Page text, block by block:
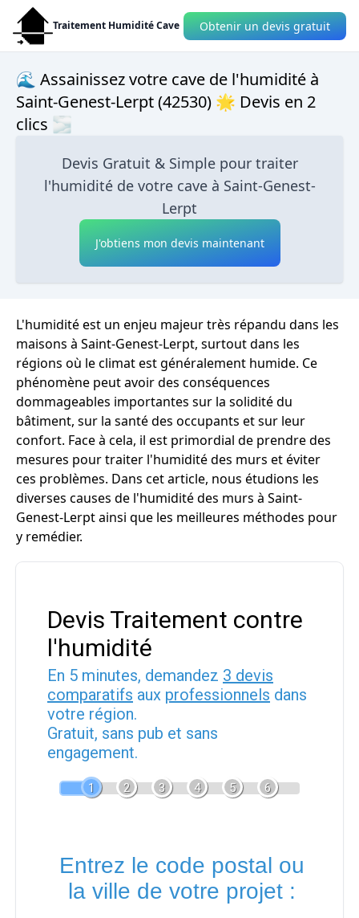
Traitement Humidité Cave Obtenir un devis gratuit
🌊 Assainissez votre cave de l'humidité à
Saint-Genest-Lerpt (42530) 🌟 Devis en 2
clics 🌫
Devis Gratuit & Simple pour traiter
l'humidité de votre cave à Saint-Genest-
Lerpt
J'obtiens mon devis maintenant
L'humidité est un enjeu majeur très répandu dans les
maisons à Saint-Genest-Lerpt, surtout dans les
régions où le climat est généralement humide. Ce
phénomène peut avoir des conséquences
dommageables importantes sur la solidité du
bâtiment, sur la santé des occupants et sur leur
confort. Face à cela, il est primordial de prendre des
mesures pour traiter l'humidité des murs et éviter
ces problèmes. Dans cet article, nous étudions les
diverses causes de l'humidité des murs à Saint-
Genest-Lerpt ainsi que les meilleures méthodes pour
y remédier.
Devis Traitement contre
l'humidité
En 5 minutes, demandez 3 devis
comparatifs aux professionnels dans
votre région.
Gratuit, sans pub et sans
engagement.
1 2 3 4 5 6
Entrez le code postal ou
la ville de votre projet :